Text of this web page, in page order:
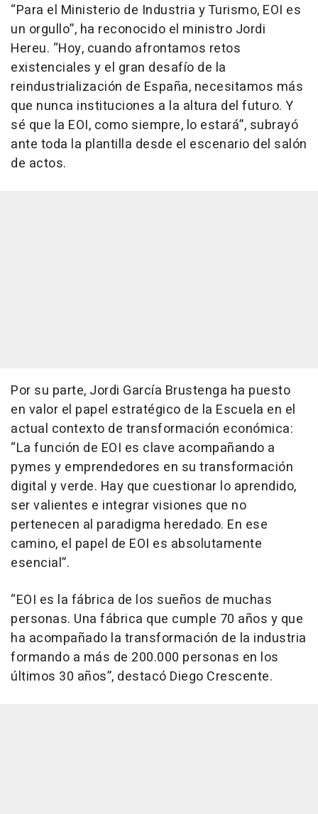
“Para el Ministerio de Industria y Turismo, EOI es
un orgullo”, ha reconocido el ministro Jordi
Hereu. “Hoy, cuando afrontamos retos
existenciales y el gran desafío de la
reindustrialización de España, necesitamos más
que nunca instituciones a la altura del futuro. Y
sé que la EOI, como siempre, lo estará”, subrayó
ante toda la plantilla desde el escenario del salón
de actos.
Por su parte, Jordi García Brustenga ha puesto
en valor el papel estratégico de la Escuela en el
actual contexto de transformación económica:
“La función de EOI es clave acompañando a
pymes y emprendedores en su transformación
digital y verde. Hay que cuestionar lo aprendido,
ser valientes e integrar visiones que no
pertenecen al paradigma heredado. En ese
camino, el papel de EOI es absolutamente
esencial”.
“EOI es la fábrica de los sueños de muchas
personas. Una fábrica que cumple 70 años y que
ha acompañado la transformación de la industria
formando a más de 200.000 personas en los
últimos 30 años”, destacó Diego Crescente.